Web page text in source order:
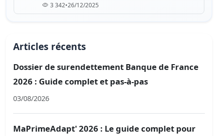
3 342•26/12/2025
Articles récents
Dossier de surendettement Banque de France
2026 : Guide complet et pas-à-pas
03/08/2026
MaPrimeAdapt' 2026 : Le guide complet pour